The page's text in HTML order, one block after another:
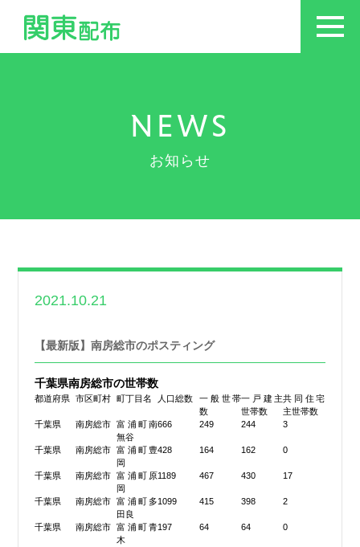
NEWS
お知らせ
2021.10.21
【最新版】南房総市のポスティング
千葉県南房総市の世帯数
都道府県 市区町村 町丁目名 人口総数
一般世帯
数
一戸建主
世帯数
共同住宅
主世帯数
千葉県
南房総市
富浦町南
無谷
666 249 244 3
千葉県 南房総市
富浦町豊
岡
428 164 162 0
千葉県 南房総市
富浦町原
岡
1189 467 430 17
千葉県 南房総市
富浦町多
田良
1099 415 398 2
千葉県 南房総市
富浦町青
木
197 64 64 0